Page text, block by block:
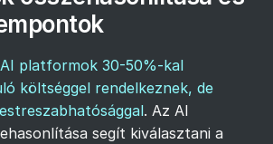
platformok 30-50%-kal
költséggel rendelkeznek, de
. Az AI
segít kiválasztani a